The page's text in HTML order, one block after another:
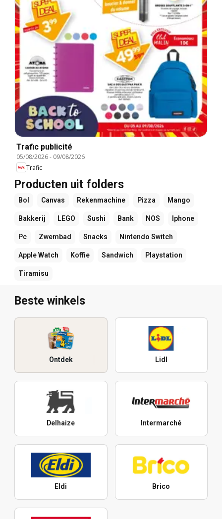
Trafic publicité
05/08/2026- 09/08/2026
Trafic
Producten uit folders
Bol Canvas Rekenmachine Pizza Mango
Bakkerij LEGO Sushi Bank NOS Iphone
Pc Zwembad Snacks Nintendo Switch
Apple Watch Koffie Sandwich Playstation
Tiramisu
Beste winkels
Ontdek Lidl
Delhaize Intermarché
Eldi Brico